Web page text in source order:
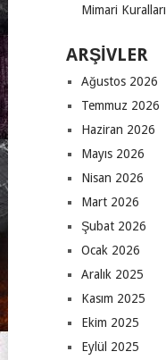
Mimari Kuralları
ARŞIVLER
Ağustos 2026
Temmuz 2026
Haziran 2026
Mayıs 2026
Nisan 2026
Mart 2026
Şubat 2026
Ocak 2026
Aralık 2025
Kasım 2025
Ekim 2025
Eylül 2025